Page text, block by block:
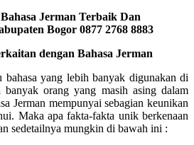
Jerman Terbaik Dan
Bogor 0877 2768 8883
dengan Bahasa Jerman
bahasa yang lebih banyak digunakan di
banyak orang yang masih asing dalam
Jerman mempunyai sebagian keunikan
Maka apa fakta-fakta unik berkenaan
sedetailnya mungkin di bawah ini :